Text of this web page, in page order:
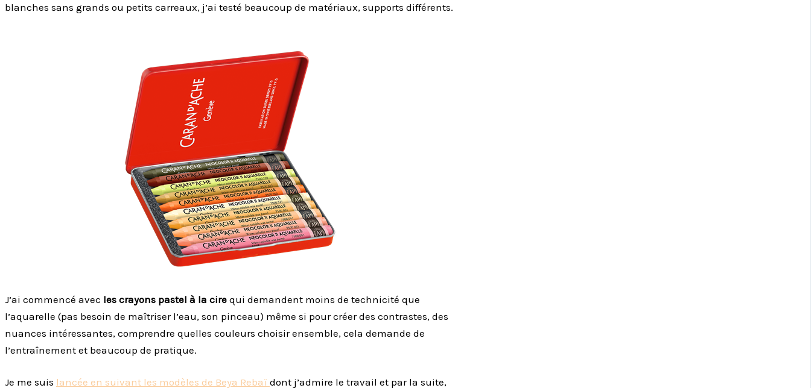
blanches sans grands ou petits carreaux, j’ai testé beaucoup de matériaux, supports différents.
J’ai commencé avec les crayons pastel à la cire qui demandent moins de technicité que
l’aquarelle (pas besoin de maîtriser l’eau, son pinceau) même si pour créer des contrastes, des
nuances intéressantes, comprendre quelles couleurs choisir ensemble, cela demande de
l’entraînement et beaucoup de pratique.
Je me suis lancée en suivant les modèles de Beya Rebaï dont j’admire le travail et par la suite,